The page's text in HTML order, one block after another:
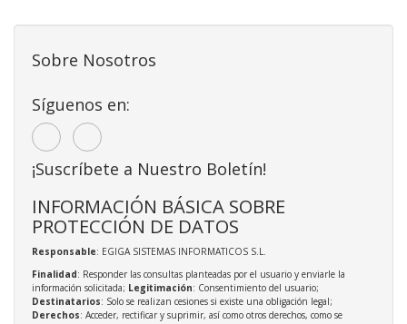
Sobre Nosotros
Síguenos en:
¡Suscríbete a Nuestro Boletín!
INFORMACIÓN BÁSICA SOBRE
PROTECCIÓN DE DATOS
Responsable: EGIGA SISTEMAS INFORMATICOS S.L.
Finalidad: Responder las consultas planteadas por el usuario y enviarle la
información solicitada; Legitimación: Consentimiento del usuario;
Destinatarios: Solo se realizan cesiones si existe una obligación legal;
Derechos: Acceder, rectificar y suprimir, así como otros derechos, como se